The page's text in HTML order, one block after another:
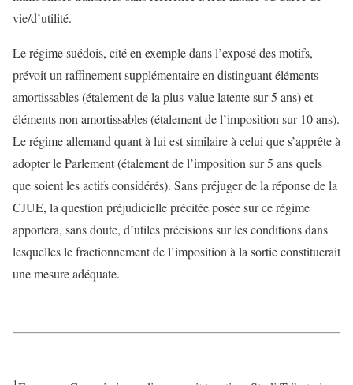
vie/d’utilité.
Le régime suédois, cité en exemple dans l’exposé des motifs,
prévoit un raffinement supplémentaire en distinguant éléments
amortissables (étalement de la plus-value latente sur 5 ans) et
éléments non amortissables (étalement de l’imposition sur 10 ans).
Le régime allemand quant à lui est similaire à celui que s’apprête à
adopter le Parlement (étalement de l’imposition sur 5 ans quels
que soient les actifs considérés). Sans préjuger de la réponse de la
CJUE, la question préjudicielle précitée posée sur ce régime
apportera, sans doute, d’utiles précisions sur les conditions dans
lesquelles le fractionnement de l’imposition à la sortie constituerait
une mesure adéquate.